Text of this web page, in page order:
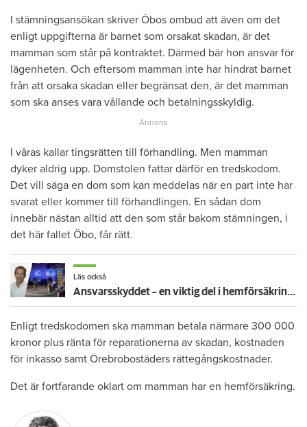
I stämningsansökan skriver Öbos ombud att även om det
enligt uppgifterna är barnet som orsakat skadan, är det
mamman som står på kontraktet. Därmed bär hon ansvar för
lägenheten. Och eftersom mamman inte har hindrat barnet
från att orsaka skadan eller begränsat den, är det mamman
som ska anses vara vållande och betalningsskyldig.
I våras kallar tingsrätten till förhandling. Men mamman
dyker aldrig upp. Domstolen fattar därför en tredskodom.
Det vill säga en dom som kan meddelas när en part inte har
svarat eller kommer till förhandlingen. En sådan dom
innebär nästan alltid att den som står bakom stämningen, i
det här fallet Öbo, får rätt.
Läs också
Ansvarsskyddet – en viktig del i hemförsäkringen
Enligt tredskodomen ska mamman betala närmare 300 000
kronor plus ränta för reparationerna av skadan, kostnaden
för inkasso samt Örebrobostäders rättegångskostnader.
Det är fortfarande oklart om mamman har en hemförsäkring.